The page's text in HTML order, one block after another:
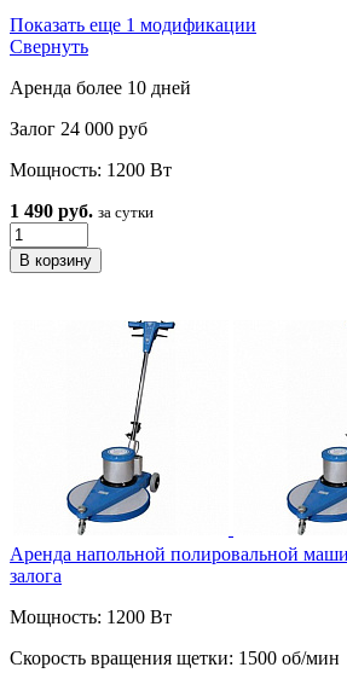
Показать еще 1 модификации
Свернуть
Аренда более 10 дней
Залог 24 000 руб
Мощность: 1200 Вт
1 490 руб. за сутки
Аренда напольной полировальной
залога
Мощность: 1200 Вт
Скорость вращения щетки: 1500 об/мин